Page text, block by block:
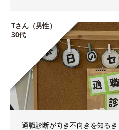
Tさん（男性）
30代
適職診断が向き不向きを知る